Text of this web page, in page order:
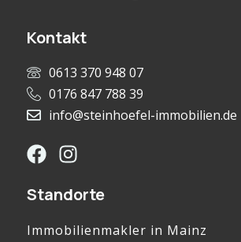
Kontakt
0613 370 948 07
0176 847 788 39
info@steinhoefel-immobilien.de
Standorte
Immobilienmakler in Mainz